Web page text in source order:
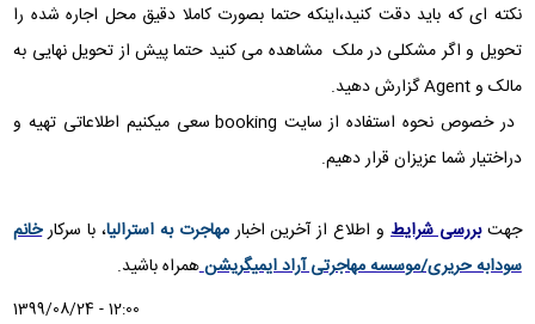
نکته ای که باید دقت کنید،اینکه حتما بصورت کاملا دقیق محل اجاره شده را
تحویل و اگر مشکلی در ملک مشاهده می کنید حتما پیش از تحویل نهایی به
مالک و Agent گزارش دهید.
در خصوص نحوه استفاده از سایت booking سعی میکنیم اطلاعاتی تهیه و
دراختیار شما عزیزان قرار دهیم.
جهت بررسی شرایطو اطلاع از آخرین اخبارمهاجرت به استرالیا، با سرکارخانم
سودابه حریری/موسسه مهاجرتی آراد ایمیگریشنهمراه باشید.
1399/08/24 - 12:00